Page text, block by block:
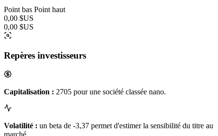
Point bas Point haut
0,00 $US
0,00 $US
Repères investisseurs
Capitalisation : 2705 pour une société classée nano.
Volatilité : un beta de -3,37 permet d'estimer la sensibilité du titre au
marché.